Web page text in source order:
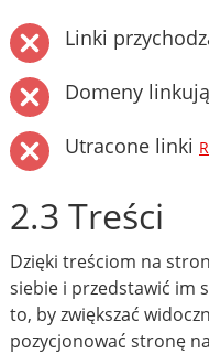
Linki
Domeny
Utracone linki
2.3 Treści
Dzięki treściom na
siebie i przedstawić im
to, by zwiększać
pozycjonować stronę